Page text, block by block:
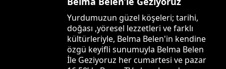
Yurdumuzun güzel köşeleri; tarihi,
doğası ,yöresel lezzetleri ve farklı
kültürleriyle, Belma Belen'in kendine
özgü keyifli sunumuyla Belma Belen
İle Geziyoruz her cumartesi ve pazar